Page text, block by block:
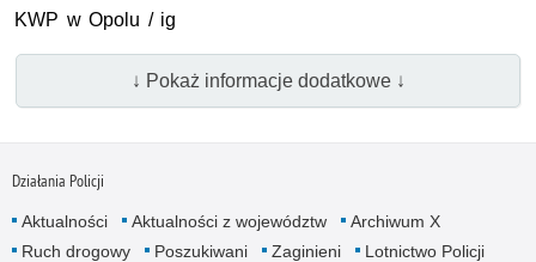
KWP w Opolu / ig
↓ Pokaż informacje dodatkowe ↓
Działania Policji
Aktualności Aktualności z województw
Archiwum X
Ruch drogowy
Poszukiwani Zaginieni
Lotnictwo Policji